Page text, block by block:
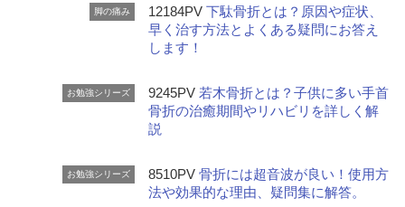
脚の痛み 12184PV下駄骨折とは？原因や症状、
早く治す方法とよくある疑問にお答え
します！
お勉強シリーズ 9245PV 若木骨折とは？子供に多い手首
骨折の治癒期間やリハビリを詳しく解
説
お勉強シリーズ 8510PV骨折には超音波が良い！使用方
法や効果的な理由、疑問集に解答。